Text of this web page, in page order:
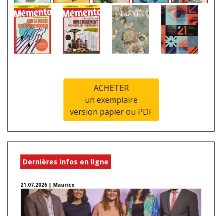
ACHETER
un exemplaire
version papier ou PDF
Dernières infos en ligne
21.07.2026 | Maurice